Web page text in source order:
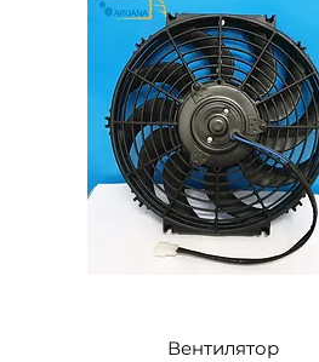
Быстрый просмотр
Вентилятор